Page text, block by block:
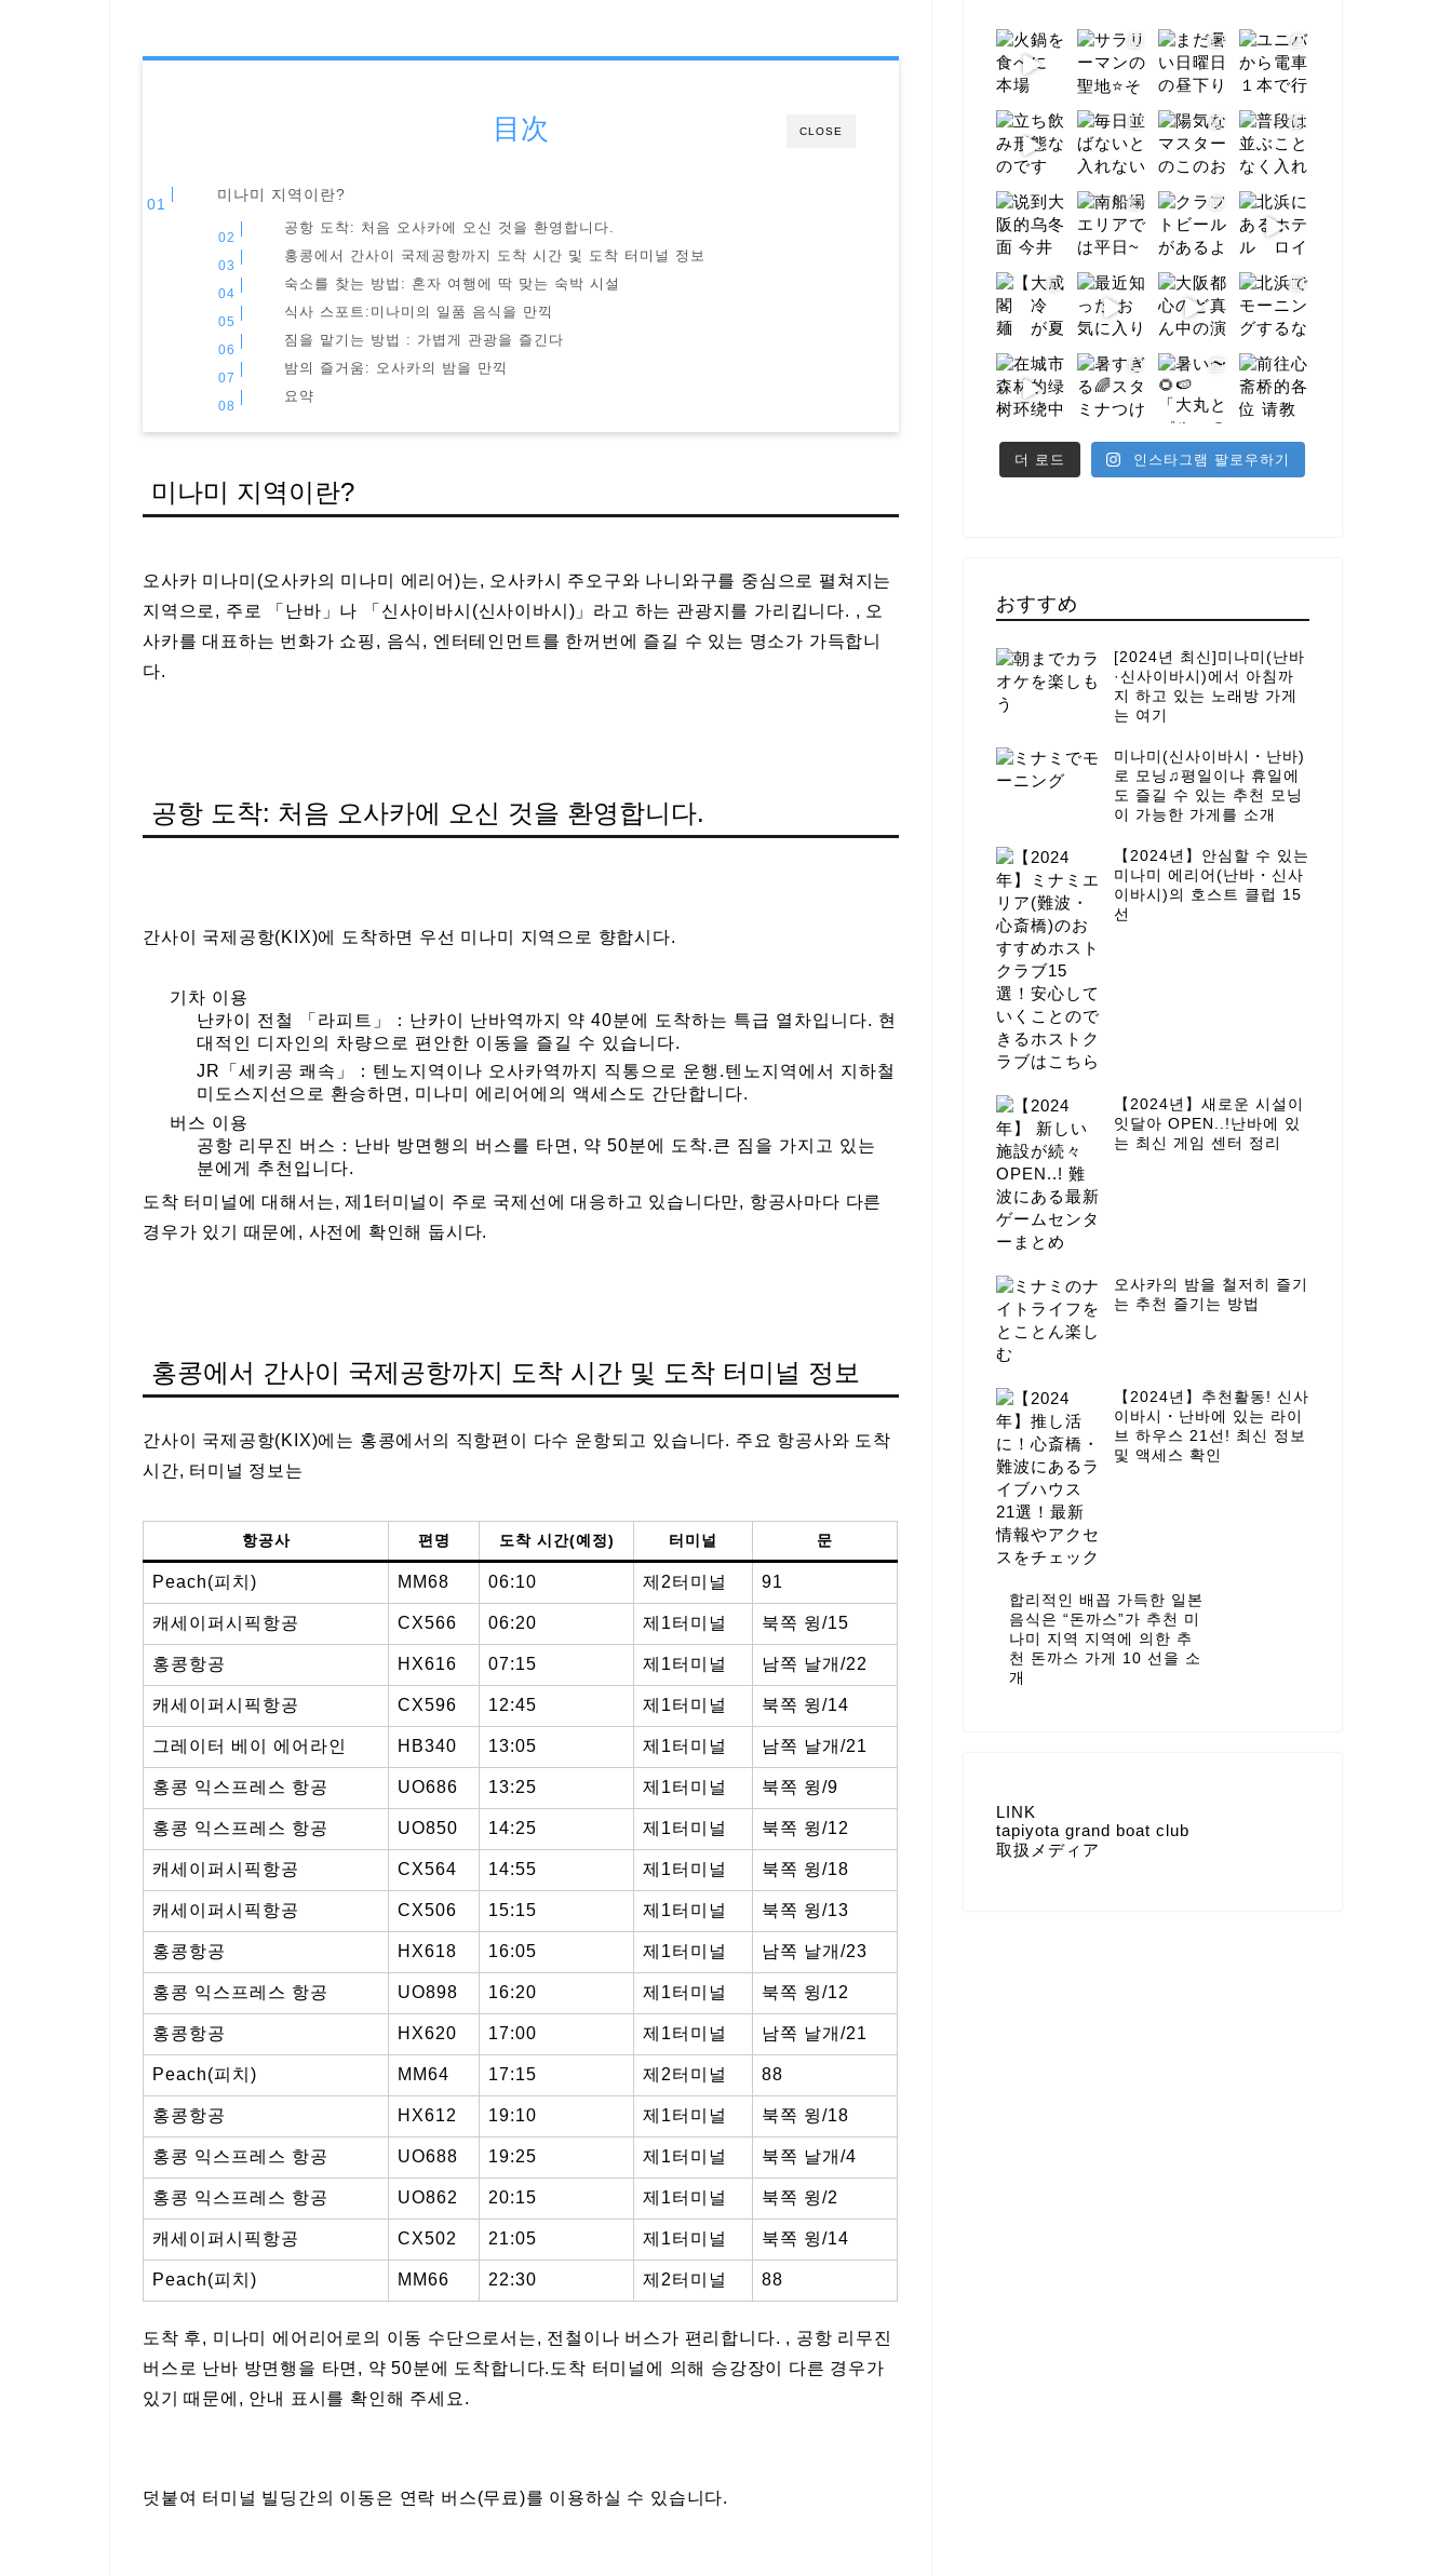
CLOSE
目次
미나미 지역이란?
공항 도착: 처음 오사카에 오신 것을 환영합니다.
홍콩에서 간사이 국제공항까지 도착 시간 및 도착 터미널 정보
숙소를 찾는 방법: 혼자 여행에 딱 맞는 숙박 시설
식사 스포트:미나미의 일품 음식을 만끽
짐을 맡기는 방법 : 가볍게 관광을 즐긴다
밤의 즐거움: 오사카의 밤을 만끽
요약
미나미 지역이란?
오사카 미나미(오사카의 미나미 에리어)는, 오사카시 주오구와 나니와구를 중심으로 펼쳐지는
지역으로, 주로 「난바」나 「신사이바시(신사이바시)」라고 하는 관광지를 가리킵니다. , 오
사카를 대표하는 번화가 쇼핑, 음식, 엔터테인먼트를 한꺼번에 즐길 수 있는 명소가 가득합니
다.
공항 도착: 처음 오사카에 오신 것을 환영합니다.
간사이 국제공항(KIX)에 도착하면 우선 미나미 지역으로 향합시다.
기차 이용
난카이 전철 「라피트」：난카이 난바역까지 약 40분에 도착하는 특급 열차입니다. 현
대적인 디자인의 차량으로 편안한 이동을 즐길 수 있습니다.
JR「세키공 쾌속」：텐노지역이나 오사카역까지 직통으로 운행.텐노지역에서 지하철
미도스지선으로 환승하면, 미나미 에리어에의 액세스도 간단합니다.
버스 이용
공항 리무진 버스：난바 방면행의 버스를 타면, 약 50분에 도착.큰 짐을 가지고 있는
분에게 추천입니다.
도착 터미널에 대해서는, 제1터미널이 주로 국제선에 대응하고 있습니다만, 항공사마다 다른
경우가 있기 때문에, 사전에 확인해 둡시다.
홍콩에서 간사이 국제공항까지 도착 시간 및 도착 터미널 정보
간사이 국제공항(KIX)에는 홍콩에서의 직항편이 다수 운항되고 있습니다. 주요 항공사와 도착
시간, 터미널 정보는
항공사 편명 도착 시간(예정) 터미널 문
Peach(피치) MM68 06:10 제2터미널 91
캐세이퍼시픽항공 CX566 06:20 제1터미널 북쪽 윙/15
홍콩항공 HX616 07:15 제1터미널 남쪽 날개/22
캐세이퍼시픽항공 CX596 12:45 제1터미널 북쪽 윙/14
그레이터 베이 에어라인 HB340 13:05 제1터미널 남쪽 날개/21
홍콩 익스프레스 항공 UO686 13:25 제1터미널 북쪽 윙/9
홍콩 익스프레스 항공 UO850 14:25 제1터미널 북쪽 윙/12
캐세이퍼시픽항공 CX564 14:55 제1터미널 북쪽 윙/18
캐세이퍼시픽항공 CX506 15:15 제1터미널 북쪽 윙/13
홍콩항공 HX618 16:05 제1터미널 남쪽 날개/23
홍콩 익스프레스 항공 UO898 16:20 제1터미널 북쪽 윙/12
홍콩항공 HX620 17:00 제1터미널 남쪽 날개/21
Peach(피치) MM64 17:15 제2터미널 88
홍콩항공 HX612 19:10 제1터미널 북쪽 윙/18
홍콩 익스프레스 항공 UO688 19:25 제1터미널 북쪽 날개/4
홍콩 익스프레스 항공 UO862 20:15 제1터미널 북쪽 윙/2
캐세이퍼시픽항공 CX502 21:05 제1터미널 북쪽 윙/14
Peach(피치) MM66 22:30 제2터미널 88
도착 후, 미나미 에어리어로의 이동 수단으로서는, 전철이나 버스가 편리합니다. , 공항 리무진
버스로 난바 방면행을 타면, 약 50분에 도착합니다.도착 터미널에 의해 승강장이 다른 경우가
있기 때문에, 안내 표시를 확인해 주세요.
덧붙여 터미널 빌딩간의 이동은 연락 버스(무료)를 이용하실 수 있습니다.
더 로드 인스타그램 팔로우하기
おすすめ
[2024년 최신]미나미(난바
·신사이바시)에서 아침까
지 하고 있는 노래방 가게
는 여기
미나미(신사이바시・난바)
로 모닝♫평일이나 휴일에
도 즐길 수 있는 추천 모닝
이 가능한 가게를 소개
【2024년】안심할 수 있는
미나미 에리어(난바・신사
이바시)의 호스트 클럽 15
선
【2024년】새로운 시설이
잇달아 OPEN..!난바에 있
는 최신 게임 센터 정리
오사카의 밤을 철저히 즐기
는 추천 즐기는 방법
【2024년】추천활동! 신사
이바시・난바에 있는 라이
브 하우스 21선! 최신 정보
및 액세스 확인
합리적인 배꼽 가득한 일본
음식은 “돈까스”가 추천 미
나미 지역 지역에 의한 추
천 돈까스 가게 10 선을 소
개
LINK
tapiyota grand boat club
取扱メディア